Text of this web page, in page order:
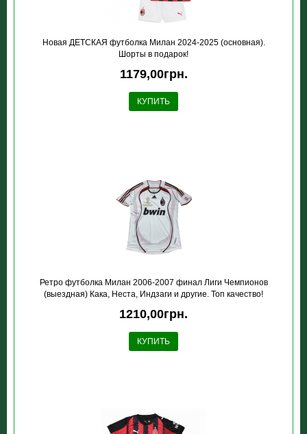
Новая ДЕТСКАЯ футболка Милан 2024-2025 (основная).
Шорты в подарок!
1179,00грн.
КУПИТЬ
Ретро футболка Милан 2006-2007 финал Лиги Чемпионов
(выездная) Кака, Неста, Индзаги и другие. Топ качество!
1210,00грн.
КУПИТЬ